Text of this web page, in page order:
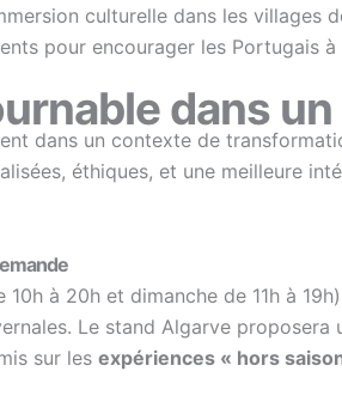
culturelle dans les villages
pour encourager les Portugais
dans
dans un contexte de
éthiques, et une meilleure
à 20h et dimanche de 11h à
Le stand Algarve
sur les expériences « hors